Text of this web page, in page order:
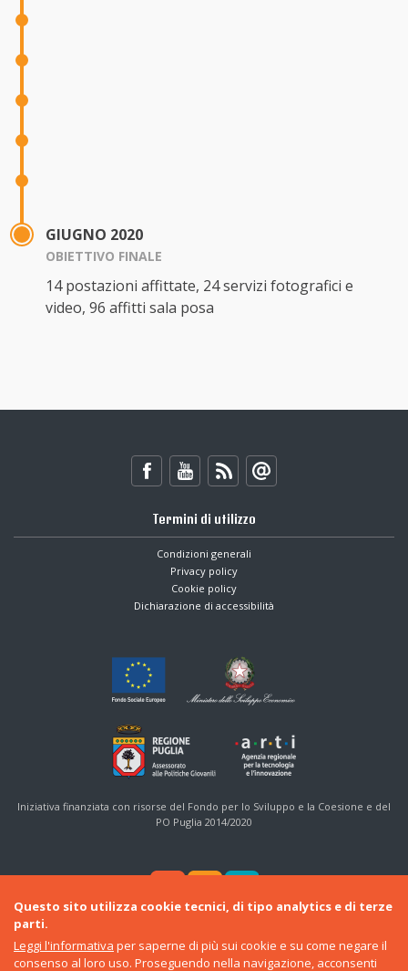
GIUGNO 2020
OBIETTIVO FINALE
14 postazioni affittate, 24 servizi fotografici e
video, 96 affitti sala posa
Termini di utilizzo
Condizioni generali
Privacy policy
Cookie policy
Dichiarazione di accessibilità
Iniziativa finanziata con risorse del Fondo per lo Sviluppo e la Coesione e del
PO Puglia 2014/2020
Questo sito utilizza cookie tecnici, di tipo analytics e di terze
parti.
Leggi l'informativa per saperne di più sui cookie e su come negare il
consenso al loro uso. Proseguendo nella navigazione, acconsenti